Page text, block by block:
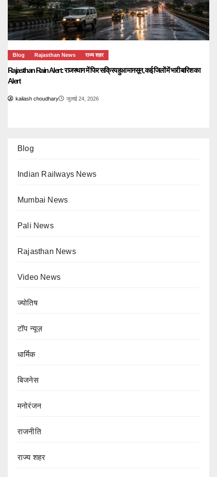
Blog Rajasthan News राज्य शहर
Rajasthan Rain Alert: राजस्थान में फिर सक्रिय हुआ मानसून, कई जिलों में भारी बारिश का
Alert
kailash choudhary जुलाई 24, 2026
Blog
Indian Railways News
Mumbai News
Pali News
Rajasthan News
Video News
ज्योतिष
टॉप न्यूज़
धार्मिक
बिजनेस
मनोरंजन
राजनीति
राज्य शहर